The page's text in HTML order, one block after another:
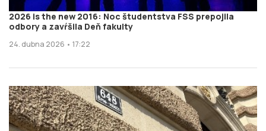
2026 is the new 2016: Noc študentstva FSS prepojila
odbory a zavŕšila Deň fakulty
24. dubna 2026 • 17:22